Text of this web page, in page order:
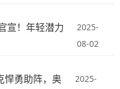
宣！年轻潜力
2025-
08-02
悍勇助阵，奥
2025-